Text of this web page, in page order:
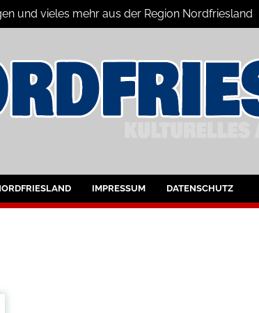
und vieles mehr aus der Region Nordfriesland
für Nordfriesland und
IMPRESSUM DATENSCHUTZ